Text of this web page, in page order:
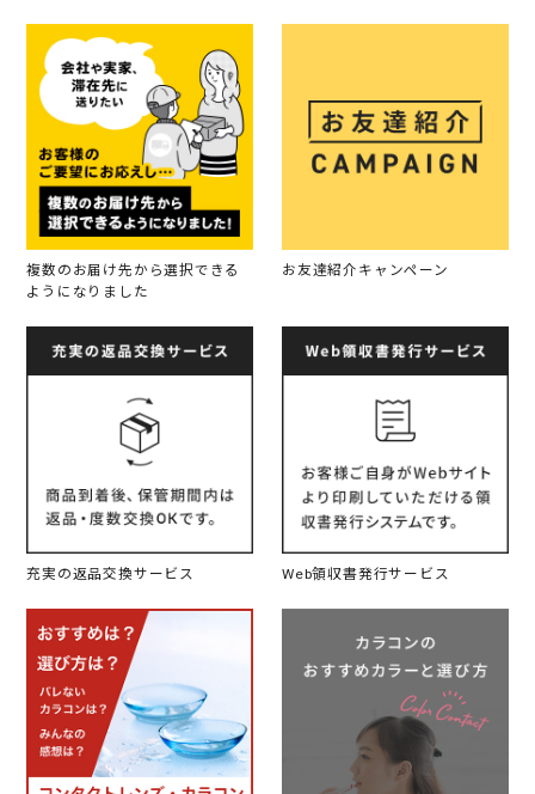
複数のお届け先から選択できる
ようになりました
お友達紹介キャンペーン
充実の返品交換サービス Web領収書発行サービス